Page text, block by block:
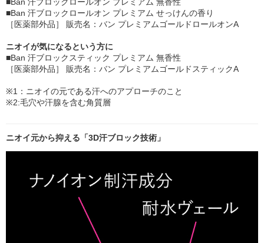
■Ban 汗ブロックロールオン プレミアム 無香性
■Ban 汗ブロックロールオン プレミアム せっけんの香り
［医薬部外品］ 販売名：バン プレミアムゴールドロールオンA
ニオイが気になるという方に
■Ban 汗ブロックスティック プレミアム 無香性
［医薬部外品］ 販売名：バン プレミアムゴールドスティックA
※1：ニオイの元である汗へのアプローチのこと
※2:毛穴や汗腺を含む角質層
ニオイ元から抑える「3D汗ブロック技術」